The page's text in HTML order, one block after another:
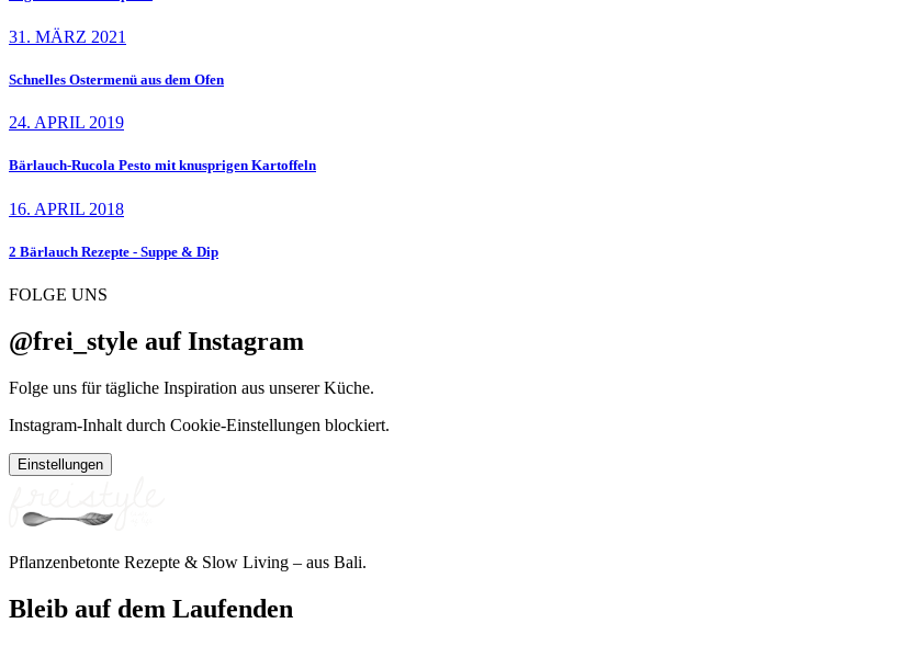
31. MÄRZ 2021
Schnelles Ostermenü aus dem Ofen
24. APRIL 2019
Bärlauch-Rucola Pesto mit knusprigen Kartoffeln
16. APRIL 2018
2 Bärlauch Rezepte - Suppe & Dip
FOLGE UNS
@frei_style auf Instagram
Folge uns für tägliche Inspiration aus unserer Küche.
Instagram-Inhalt durch Cookie-Einstellungen blockiert.
Einstellungen
Pflanzenbetonte Rezepte & Slow Living – aus Bali.
Bleib auf dem Laufenden